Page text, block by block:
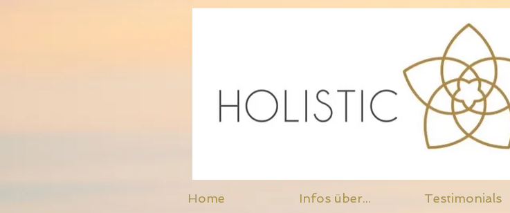
Home Infos über... Testimonials